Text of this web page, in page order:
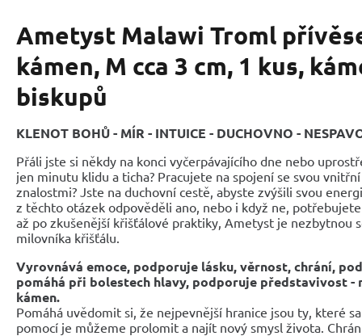
Ametyst Malawi Troml
kámen, M cca 3 cm, 1 kus,
biskupů
KLENOT BOHŮ - MÍR - INTUICE - DUCHOVNO -
Přáli jste si někdy na konci vyčerpávajícího dne nebo
jen minutu klidu a ticha? Pracujete na spojení se svou
znalostmi? Jste na duchovní cestě, abyste zvýšili svou
z těchto otázek odpověděli ano, nebo i když ne,
až po zkušenější křišťálové praktiky, Ametyst je nezbytnou
milovníka křišťálu.
Vyrovnává emoce, podporuje lásku, věrnost, chrání,
pomáhá při bolestech hlavy, podporuje představivost -
kámen.
Pomáhá uvědomit si, že nejpevnější hranice jsou ty, které
pomocí je můžeme prolomit a najít nový smysl života.